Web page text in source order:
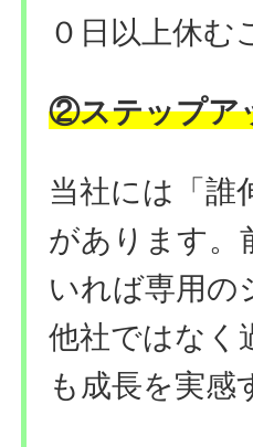
０日以上休む
②ステップア
当社には「誰
があります。
いれば専用の
他社ではなく
も成長を実感